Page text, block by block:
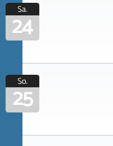
Sa.
24
So.
25